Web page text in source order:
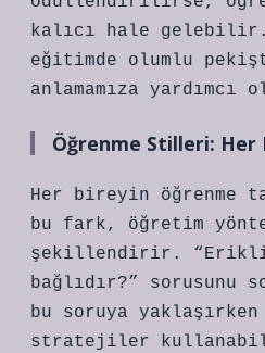
kalıcı hale gelebilir.
eğitimde olumlu
anlamamıza yardımcı
Öğrenme Stilleri: Her
Her bireyin öğrenme
bu fark, öğretim
şekillendirir. “Erikli
bağlıdır?” sorusunu
bu soruya
stratejiler